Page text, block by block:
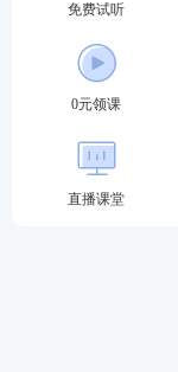
第1场
免费试听
0元领课
直播课堂